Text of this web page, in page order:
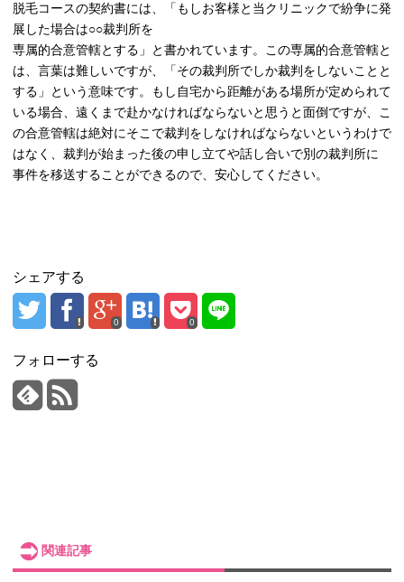
脱毛コースの契約書には、「もしお客様と当クリニックで紛争に発
展した場合は○○裁判所を
専属的合意管轄とする」と書かれています。この専属的合意管轄と
は、言葉は難しいですが、「その裁判所でしか裁判をしないことと
する」という意味です。もし自宅から距離がある場所が定められて
いる場合、遠くまで赴かなければならないと思うと面倒ですが、こ
の合意管轄は絶対にそこで裁判をしなければならないというわけで
はなく、裁判が始まった後の申し立てや話し合いで別の裁判所に
事件を移送することができるので、安心してください。
シェアする
0 0
フォローする
関連記事